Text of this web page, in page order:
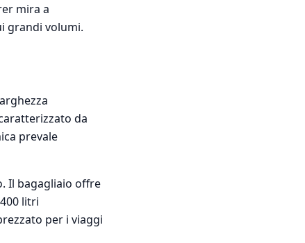
mira a
grandi volumi.
da
prevale
Il bagagliaio offre
litri
per i viaggi